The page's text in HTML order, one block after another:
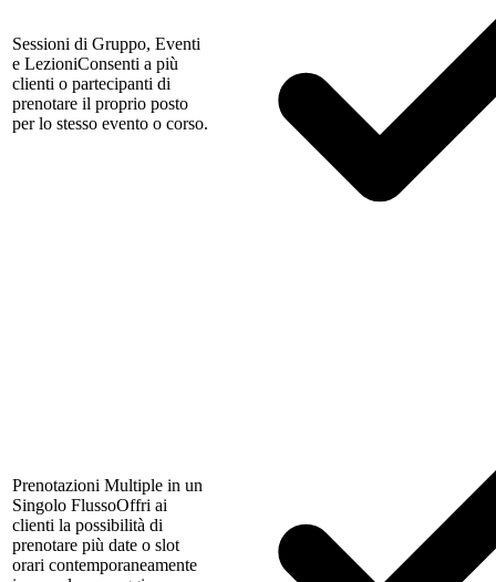
Sessioni di Gruppo, Eventi
e LezioniConsenti a più
clienti o partecipanti di
prenotare il proprio posto
per lo stesso evento o corso.
Prenotazioni Multiple in un
Singolo FlussoOffri ai
clienti la possibilità di
prenotare più date o slot
orari contemporaneamente